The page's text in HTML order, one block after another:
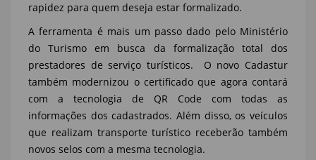
rapidez para quem deseja estar formalizado.
A ferramenta é mais um passo dado pelo Ministério
do Turismo em busca da formalização total dos
prestadores de serviço turísticos. O novo Cadastur
também modernizou o certificado que agora contará
com a tecnologia de QR Code com todas as
informações dos cadastrados. Além disso, os veículos
que realizam transporte turístico receberão também
novos selos com a mesma tecnologia.